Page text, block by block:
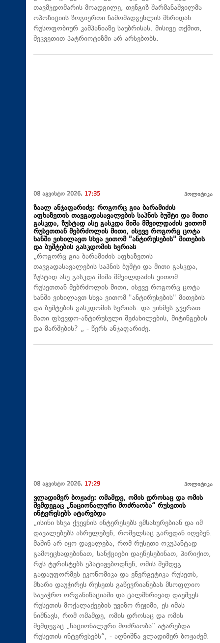
თავმჯდომარის მოადგილე, თენგიზ შარმანაშვილმა
ოპოზიციის ზოგიერთი წამომადგენლის მხრიდან
რუსოფობიურ კამპანიაზე საუბრისას. მისივე თქმით,
შეკვეთით პატრიოტიზმი არ არსებობს.
08 აგვისტო 2026, 17:35 პოლიტიკა
ზაალ ანჯაფარიძე: როგორც გია ბარამიძის
აფხაზეთის თავგადასავალების საპნის ბუშტი და მითი
გასკდა, ზუსტად ასე გასკდა მიშა მშვილდაძის ვითომ
რუსეთთან მებრძოლის მითი, ისევე როგორც ცოტა
ხანში ვიხილავთ სხვა ვითომ "ანტირუსების" მითების
და ბუშტების გასკდომის სერიას
„როგორც გია ბარამიძის აფხაზეთის
თავგადასავალების საპნის ბუშტი და მითი გასკდა,
ზუსტად ასე გასკდა მიშა მშვილდაძის ვითომ
რუსეთთან მებრძოლის მითი, ისევე როგორც ცოტა
ხანში ვიხილავთ სხვა ვითომ "ანტირუსების" მითების
და ბუშტების გასკდომის სერიას. და ვინმეს გჯერათ
მათი ფსევდო-ანტირუსული შეძახილების, მიტინგების
და მარშების? „ - წერს ანჯაფარიძე.
08 აგვისტო 2026, 17:29 პოლიტიკა
ვლადიმერ ბოჟაძე: ომამდე, ომის დროსაც და ომის
შემდეგაც „ნაციონალური მოძრაობა“ რუსეთის
ინტერესებს ატარებდა
„ისინი სხვა ქვეყნის ინტერესებს ემსახურებიან და იმ
დავალებებს ასრულებენ, რომელსაც გარედან იღებენ.
მაშინ არ იყო დავალება, რომ რუსეთი ოკუპანტად
გამოეცხადებინათ, სანქციები დაეწესებინათ, პირიქით,
რუს ტურისტებს ეპატიჟებოდნენ, ომის შემდეგ
გადაუფორმეს ეკონომიკა და ენერგეტიკა რუსეთს,
მხარი დაუჭირეს რუსეთს გაწევრიანებას მსოფლიო
სავაჭრო ორგანიზაციაში და ცალმხრივად დაუშვეს
რუსეთის მოქალაქეების უვიზო რეჟიმი, ეს იმას
ნიშნავს, რომ ომამდე, ომის დროსაც და ომის
შემდეგაც „ნაციონალური მოძრაობა“ ატარებდა
რუსეთის ინტერესებს“, - აღნიშნა ვლადიმერ ბოჟაძემ.